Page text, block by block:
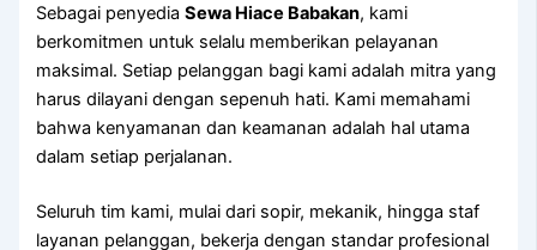
Sebagai penyediaSewa Hiace Babakan, kami
berkomitmen untuk selalu memberikan pelayanan
maksimal. Setiap pelanggan bagi kami adalah mitra yang
harus dilayani dengan sepenuh hati. Kami memahami
bahwa kenyamanan dan keamanan adalah hal utama
dalam setiap perjalanan.
Seluruh tim kami, mulai dari sopir, mekanik, hingga staf
layanan pelanggan, bekerja dengan standar profesional